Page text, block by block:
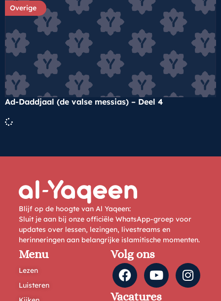
Overige
Ad-Daddjaal (de valse messias) – Deel 4
Blijf op de hoogte van Al Yaqeen:
Sluit je aan bij onze officiële WhatsApp-groep voor
updates over lessen, lezingen, livestreams en
herinneringen aan belangrijke islamitische momenten.
Menu
Lezen
Luisteren
Volg ons
Vacatures